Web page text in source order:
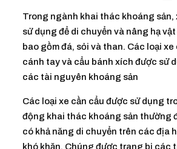
Trong ngành khai thác khoáng sản,
sử dụng để di chuyển và nâng hạ
bao gồm đá, sỏi và than. Các loại xe
cánh tay và cẩu bánh xích được sử
các tài nguyên khoáng sản
Các loại xe cần cẩu được sử dụng
động khai thác khoáng sản thường
có khả năng di chuyển trên các địa
khó khăn. Chúng được trang bị các